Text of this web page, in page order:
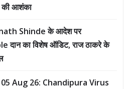
की आशंका
Shinde के आदेश पर
का विशेष ऑडिट, राज ठाकरे के
Aug 26: Chandipura Virus